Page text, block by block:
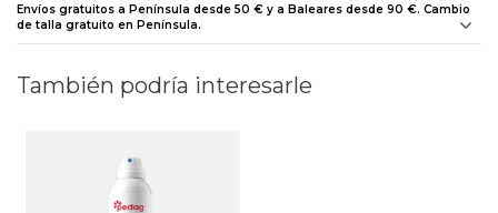
Envíos gratuitos a Península desde 50 € y a Baleares desde 90 €. Cambio
de talla gratuito en Península.
También podría interesarle